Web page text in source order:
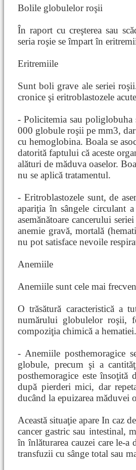
Bolile globulelor roşii
În raport cu creşterea sau
seria roşie se împart în
Eritremiile
Sunt boli grave ale seriei
cronice şi eritroblastozele
- Policitemia sau poliglobuha
000 globule roşii pe mm3,
cu hemoglobina. Boala se
datorită faptului că aceste
alături de măduva oaselor.
nu se aplică tratamentul.
- Eritroblastozele sunt, de
apariţia în sângele circulant
asemănătoare cancerului
anemie gravă, mortală
nu pot satisface nevoile
Anemiile
Anemiile sunt cele mai
O trăsătură caracteristică a
numărului globulelor roşii,
compoziţia chimică a hematiei.
- Anemiile posthemoragice
globule, precum şi a
posthemoragice este însoţită
după pierderi mici, dar
ducând la epuizarea măduvei
Această situaţie apare In caz
cancer gastric sau intestinal,
în înlăturarea cauzei care le-a
transfuzii cu sânge total sau